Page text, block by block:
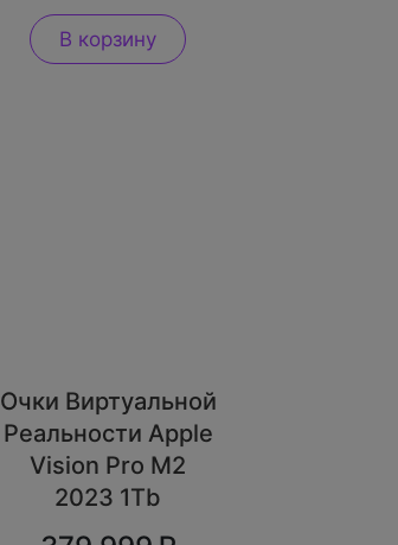
В корзину
Очки Виртуальной
Реальности Apple
Vision Pro M2
2023 1Tb